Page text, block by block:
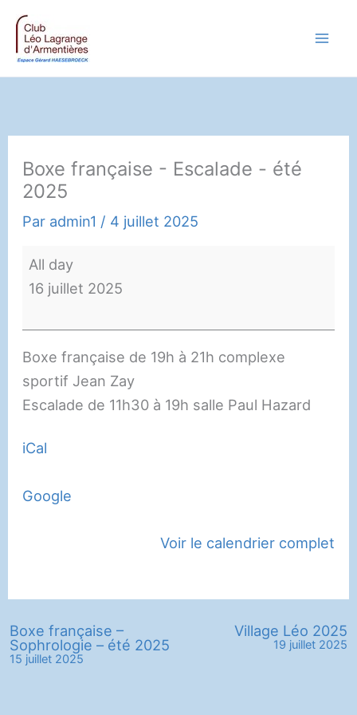
Aller
contenu
Boxe française - Escalade - été
2025
Par admin1 / 4 juillet 2025
Boxe
française
Escalade
-
été
2025
All day
16 juillet 2025
Boxe française de 19h à 21h complexe
sportif Jean Zay
Escalade de 11h30 à 19h salle Paul Hazard
iCal
Google
Voir le calendrier complet
Boxe française –
Sophrologie – été 2025
15 juillet 2025
Village Léo 2025
19 juillet 2025